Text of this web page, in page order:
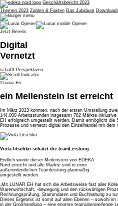
Geschäftsbericht 2023
Themen 2023 Zahlen & Fakten Das Jubiläum
Jetzt Bereits
Digital
Vernetzt
schafft Perspektiven
#Lunar Eh
ein Meilenstein ist erreicht
Im März 2023 konnten, nach der ersten Umstellung
144.000 Arbeitsstunden insgesamt 782 Märkte
EH erfolgreich umgestellt werden. Damit ermöglicht die
Prozesse und vernetzt digital den Einzelhandel mit dem
Viola litschko schätzt die teamLeistung
Endlich wurde dieser Meilenstein von EDEKA
Nord erreicht und alle Märkte sind in einer
außerordentlichen Teamleistung planmäßig
umgestellt worden.
„Mit LUNAR EH hat sich die Arbeitsweise fast aller
Warenwirtschaft, -bewegung und den rückwärtigen
Rechnungsprüfung, Stammdaten und Buchhaltung zu
Dieses Ergebnis ist somit auf allen Ebenen – sowohl im
in der Großhandlung – eine enorme teamübergreifende